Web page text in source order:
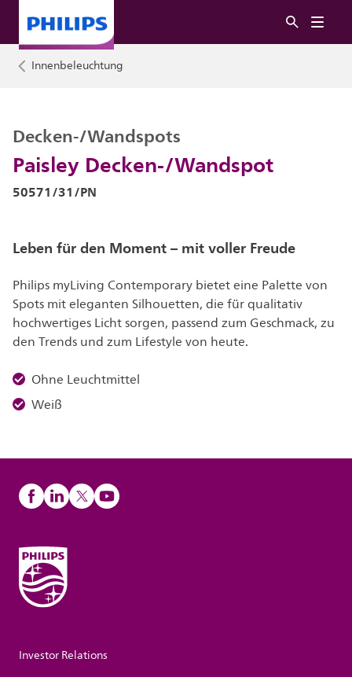
Innenbeleuchtung
Paisley Decken-/Wandspot
Decken-/Wandspots
50571/31/PN
Leben für den Moment – mit voller Freude
Philips myLiving Contemporary bietet eine Palette von
Spots mit eleganten Silhouetten, die für qualitativ
hochwertiges Licht sorgen, passend zum Geschmack, zu
den Trends und zum Lifestyle von heute.
Ohne Leuchtmittel
Weiß
Investor Relations